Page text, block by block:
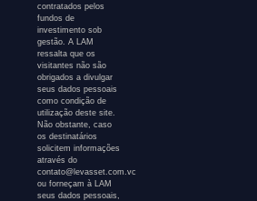
contratados pelos
fundos de
investimento sob
gestão. A LAM
ressalta que os
visitantes não são
obrigados a divulgar
seus dados pessoais
como condição de
utilização deste site.
Não obstante, caso
os destinatários
solicitem informações
através do
contato@levasset.com.vc
ou forneçam à LAM
seus dados pessoais,